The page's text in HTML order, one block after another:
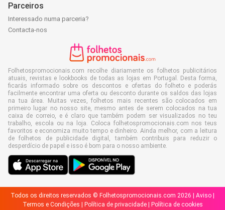
Parceiros
Interessado numa parceria?
Contacta-nos
Folhetospromocionais.com recolhe diariamente os folhetos publicitários
atuais, revistas e lookbooks de todas as lojas em Portugal. Desta forma,
ficarás informado sobre os descontos e ofertas do folheto e poderás
facilmente encontrar uma oferta ou desconto durante os saldos das lojas
na tua área. Muitas vezes, folhetos mais recentes são colocados em
primeiro lugar no nosso site, mesmo antes de serem colocados na tua
caixa de correio, e é claro que também podem ser visualizados no teu
trabalho, escola ou na loja. Coloca folhetospromocionais.com nos teus
favoritos e economiza muito tempo e dinheiro. Ainda melhor, com a leitura
de folhetos de publicidade digital, também contribuis para reduzir o
desperdício de papel e isso é bom para o nosso ambiente.
Todos os direitos reservados © Folhetospromocionais.com 2026 | Aviso
Termos e Condições
Política de privacidade| Política de cookies